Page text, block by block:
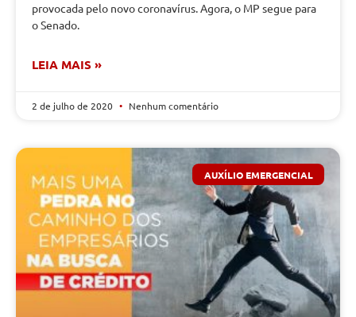
provocada pelo novo coronavírus. Agora, o MP segue para
o Senado.
LEIA MAIS »
2 de julho de 2020 Nenhum comentário
AUXÍLIO EMERGENCIAL